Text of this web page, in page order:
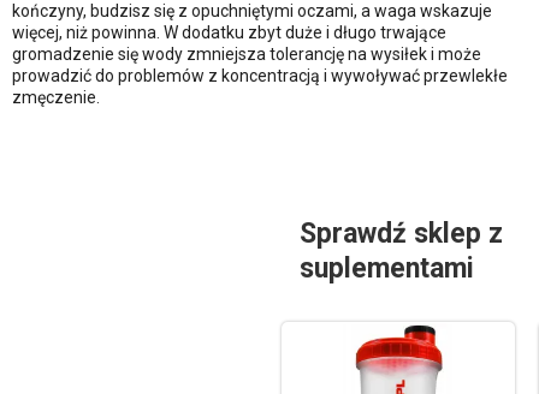
kończyny, budzisz się z opuchniętymi oczami, a waga wskazuje
więcej, niż powinna. W dodatku zbyt duże i długo trwające
gromadzenie się wody zmniejsza tolerancję na wysiłek i może
prowadzić do problemów z koncentracją i wywoływać przewlekłe
zmęczenie.
Sprawdź sklep z
suplementami